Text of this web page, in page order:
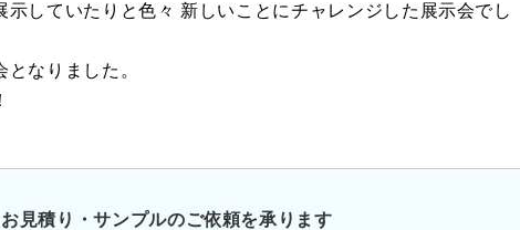
していたりと色々 新しいことにチャレンジした展示会でし
なりました。
見積り・サンプルのご依頼を承ります